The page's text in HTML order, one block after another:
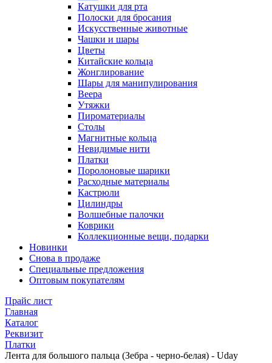
Катушки для рта
Полоски для бросания
Искусственные животные
Чашки и шары
Цветы
Китайские кольца
Жонглирование
Шары для манипулирования
Веера
Утяжки
Пироматериалы
Столы
Магнитные кольца
Невидимые нити
Платки
Поролоновые шарики
Расходные материалы
Кастрюли
Цилиндры
Волшебные палочки
Коврики
Коллекционные вещи, подарки
Новинки
Снова в продаже
Специальные предложения
Оптовым покупателям
Прайс лист
Главная
Каталог
Реквизит
Платки
Лента для большого пальца (Зебра - черно-белая) - Uday